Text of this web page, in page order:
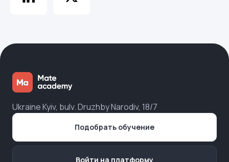
Ukraine Kyiv, bulv. Druzhby Narodiv, 18/7
Подобрать обучение
Войти на платформу